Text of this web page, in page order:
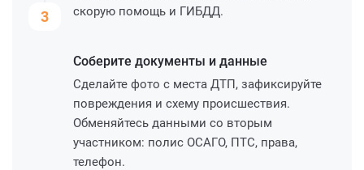
3
скорую помощь и ГИБДД.
Соберите документы и данные
Сделайте фото с места ДТП, зафиксируйте
повреждения и схему происшествия.
Обменяйтесь данными со вторым
участником: полис ОСАГО, ПТС, права,
телефон.